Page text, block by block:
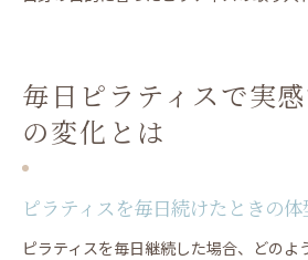
毎日ピラティスで実
の変化とは
ピラティスを毎日続けたときの
ピラティスを毎日継続した場合、どのよ